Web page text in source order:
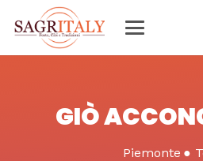
GIÒ
Piemonte ●